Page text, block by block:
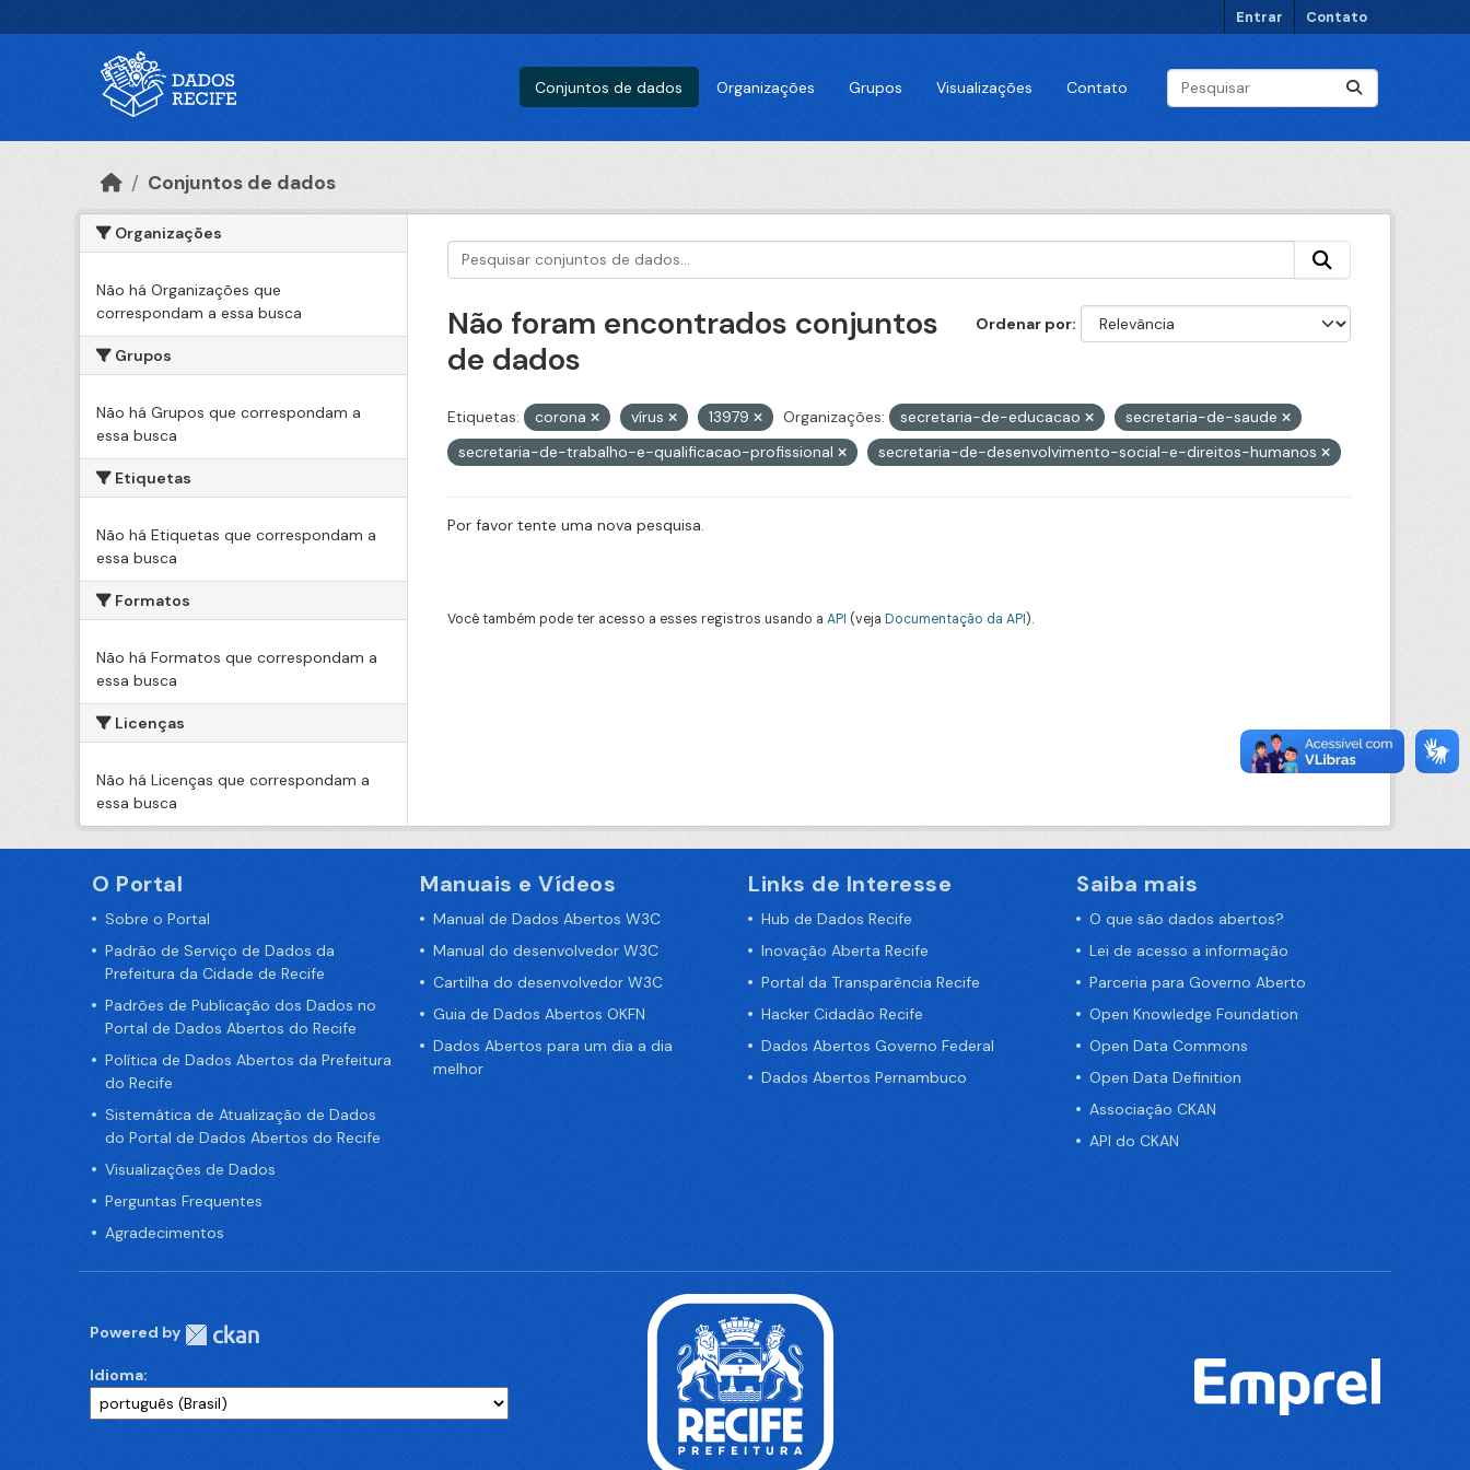
Entrar Contato
Conjuntos de dados Organizações Grupos Visualizações Contato
Conjuntos de dados
Organizações
Não há Organizações que
correspondam a essa busca
Grupos
Não há Grupos que correspondam a
essa busca
Etiquetas
Não há Etiquetas que correspondam a
essa busca
Formatos
Não há Formatos que correspondam a
essa busca
Licenças
Não há Licenças que correspondam a
essa busca
Ordenar por
Não foram encontrados conjuntos
de dados
Etiquetas: corona vírus 13979 Organizações: secretaria-de-educacao
secretaria-de-saude
secretaria-de-trabalho-e-qualificacao-profissional
secretaria-de-desenvolvimento-social-e-direitos-humanos
Por favor tente uma nova pesquisa.
Você também pode ter acesso a esses registros usando a API (veja Documentação da API).
O Portal
Sobre o Portal
Padrão de Serviço de Dados da
Prefeitura da Cidade de Recife
Padrões de Publicação dos Dados no
Portal de Dados Abertos do Recife
Política de Dados Abertos da Prefeitura
do Recife
Sistemática de Atualização de Dados
do Portal de Dados Abertos do Recife
Visualizações de Dados
Perguntas Frequentes
Agradecimentos
Manuais e Vídeos
Manual de Dados Abertos W3C
Manual do desenvolvedor W3C
Cartilha do desenvolvedor W3C
Guia de Dados Abertos OKFN
Dados Abertos para um dia a dia
melhor
Links de Interesse
Hub de Dados Recife
Inovação Aberta Recife
Portal da Transparência Recife
Hacker Cidadão Recife
Dados Abertos Governo Federal
Dados Abertos Pernambuco
Saiba mais
O que são dados abertos?
Lei de acesso a informação
Parceria para Governo Aberto
Open Knowledge Foundation
Open Data Commons
Open Data Definition
Associação CKAN
API do CKAN
Powered by
Idioma